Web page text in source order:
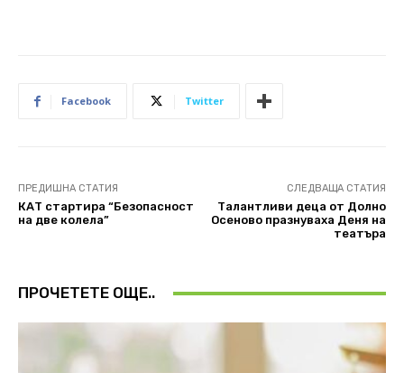
Facebook Twitter
ПРЕДИШНА СТАТИЯ
КАТ стартира “Безопасност
на две колела”
СЛЕДВАЩА СТАТИЯ
Талантливи деца от Долно
Осеново празнуваха Деня на
театъра
ПРОЧЕТЕТЕ ОЩЕ..